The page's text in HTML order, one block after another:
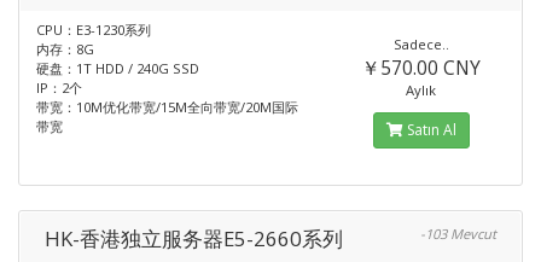
CPU：E3-1230系列
内存：8G
硬盘：1T HDD / 240G SSD
IP：2个
带宽：10M优化带宽/15M全向带宽/20M国际
带宽
Sadece..
￥570.00 CNY
Aylık
Satın Al
HK-香港独立服务器E5-2660系列 -103 Mevcut